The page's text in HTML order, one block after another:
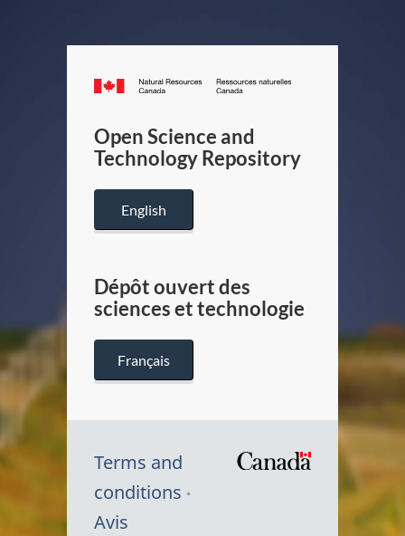
Canada.ca
/
Canada
Open Science and
Technology Repository
English
Dépôt ouvert des
sciences et technologie
Français
Terms and
conditions
Avis
Symbole